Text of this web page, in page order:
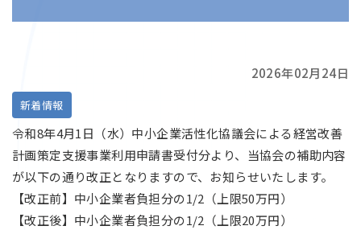
2026年02月24日
新着情報
令和8年4月1日（水）中小企業活性化協議会による経営改善
計画策定支援事業利用申請書受付分より、当協会の補助内容
が以下の通り改正となりますので、お知らせいたします。
【改正前】中小企業者負担分の1/2（上限50万円）
【改正後】中小企業者負担分の1/2（上限20万円）